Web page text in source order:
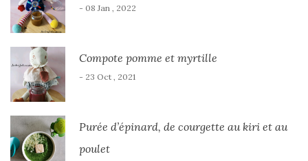
- 08 Jan , 2022
Compote pomme et myrtille
- 23 Oct , 2021
Purée d’épinard, de courgette au kiri et au
poulet